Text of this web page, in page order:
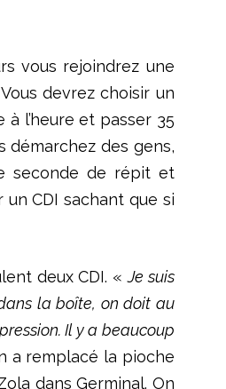
vous rejoindrez une
devrez choisir un
l’heure et passer 35
démarchez des gens,
seconde de répit et
un CDI sachant que si
deux CDI. «Je suis
la boîte, on doit au
Il y a beaucoup
a remplacé la pioche
dans Germinal. On